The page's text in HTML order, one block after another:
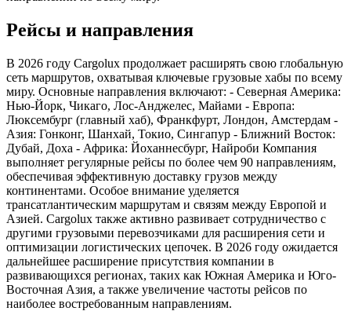
Рейсы и направления
В 2026 году Cargolux продолжает расширять свою глобальную
сеть маршрутов, охватывая ключевые грузовые хабы по всему
миру. Основные направления включают: - Северная Америка:
Нью-Йорк, Чикаго, Лос-Анджелес, Майами - Европа:
Люксембург (главный хаб), Франкфурт, Лондон, Амстердам -
Азия: Гонконг, Шанхай, Токио, Сингапур - Ближний Восток:
Дубай, Доха - Африка: Йоханнесбург, Найроби Компания
выполняет регулярные рейсы по более чем 90 направлениям,
обеспечивая эффективную доставку грузов между
континентами. Особое внимание уделяется
трансатлантическим маршрутам и связям между Европой и
Азией. Cargolux также активно развивает сотрудничество с
другими грузовыми перевозчиками для расширения сети и
оптимизации логистических цепочек. В 2026 году ожидается
дальнейшее расширение присутствия компании в
развивающихся регионах, таких как Южная Америка и Юго-
Восточная Азия, а также увеличение частоты рейсов по
наиболее востребованным направлениям.